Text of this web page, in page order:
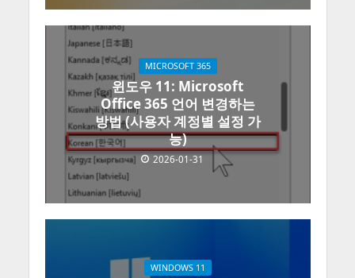
MICROSOFT 365
윈도우 11: Microsoft
Office 365 언어 변경하는
방법 (사용자 계정별 설정 가
능)
2026-01-31
WINDOWS 11